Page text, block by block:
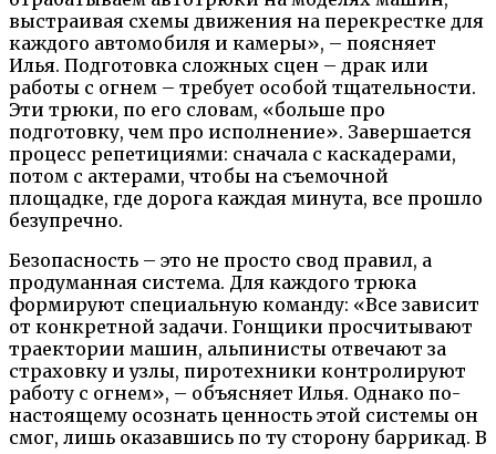
выстраивая схемы движения на перекрестке для
каждого автомобиля и камеры», – поясняет
Илья. Подготовка сложных сцен – драк или
работы с огнем – требует особой тщательности.
Эти трюки, по его словам, «больше про
подготовку, чем про исполнение». Завершается
процесс репетициями: сначала с каскадерами,
потом с актерами, чтобы на съемочной
площадке, где дорога каждая минута, все прошло
безупречно.
Безопасность – это не просто свод правил, а
продуманная система. Для каждого трюка
формируют специальную команду: «Все зависит
от конкретной задачи. Гонщики просчитывают
траектории машин, альпинисты отвечают за
страховку и узлы, пиротехники контролируют
работу с огнем», – объясняет Илья. Однако по-
настоящему осознать ценность этой системы он
смог, лишь оказавшись по ту сторону баррикад. В